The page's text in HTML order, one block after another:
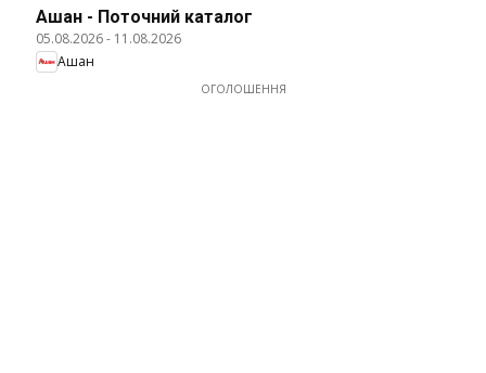
Ашан - Поточний каталог
05.08.2026- 11.08.2026
Ашан
ОГОЛОШЕННЯ